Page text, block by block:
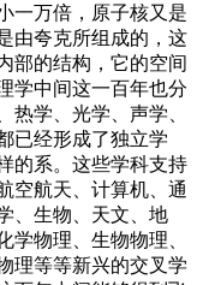
一万倍，原子核又是
由夸克所组成的，这
部的结构，它的空间
学中间这一百年也分
热学、光学、声学、
已经形成了独立学
的系。这些学科支持
空航天、计算机、通
、生物、天文、地
学物理、生物物理、
理等等新兴的交叉学